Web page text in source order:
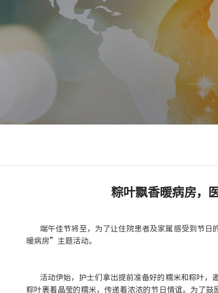
粽叶飘香暖病房，
端午佳节将至，为了让住院患者及家属感受到节
暖病房”主题活动。
活动伊始，护士们拿出提前准备好的糯米和粽叶，
粽叶裹着晶莹的糯米，传递着浓浓的节日情谊。为了